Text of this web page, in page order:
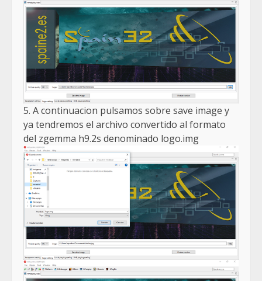
5. A continuacion pulsamos sobre save image y
ya tendremos el archivo convertido al formato
del zgemma h9.2s denominado logo.img